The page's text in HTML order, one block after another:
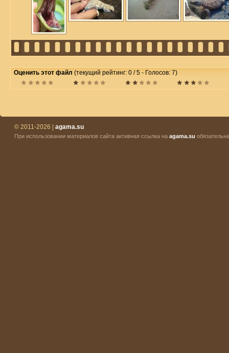
Оценить этот файл (текущий рейтинг: 0 / 5 - Голосов: 7)
© 2011-2026 | agama.su
При использовании материалов сайта активная ссылка на agama.su